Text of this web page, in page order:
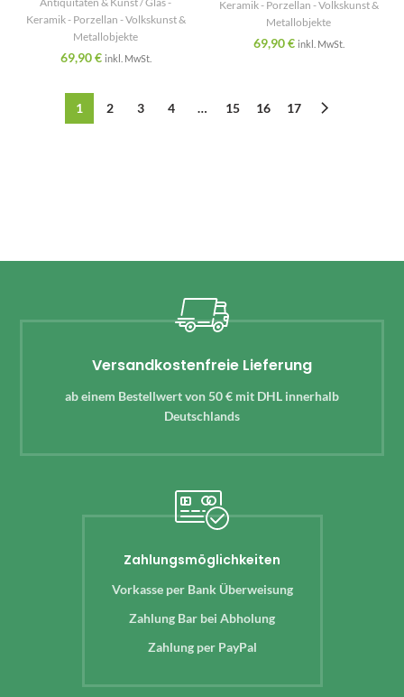
Keramik - Porzellan - Volkskunst &
Metallobjekte
69,90€ inkl. MwSt.
Keramik - Porzellan - Volkskunst &
Metallobjekte
69,90€ inkl. MwSt.
1 2 3 4 … 15 16 17
Versandkostenfreie Lieferung
ab einem Bestellwert von 50 € mit DHL innerhalb
Deutschlands
Zahlungsmöglichkeiten
Vorkasse per Bank Überweisung
Zahlung Bar bei Abholung
Zahlung per PayPal